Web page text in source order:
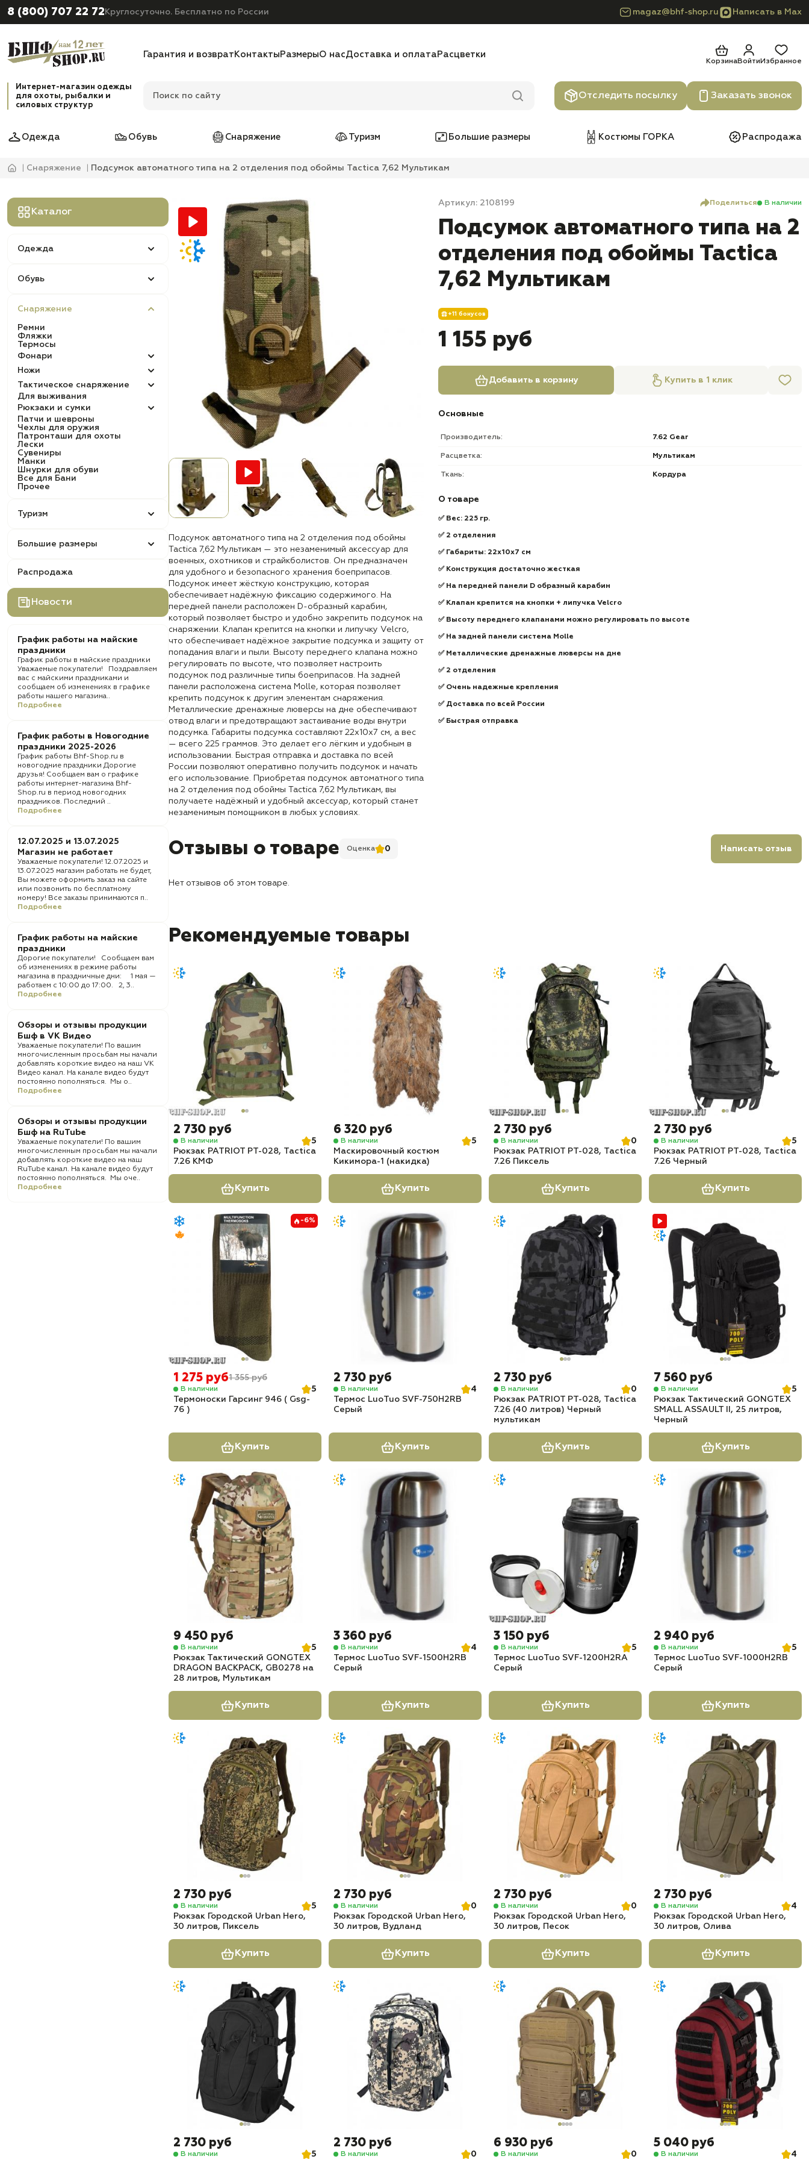
8 (800) 707 22 72 Круглосуточно. Бесплатно по России magaz@bhf-shop.ru Написать в Max
Гарантия и возврат Контакты РазмерыО насДоставка и оплата Расцветки
КорзинаВойти Избранное
Интернет-магазин одежды
для охоты, рыбалки и
силовых структур
Отследить посылку Заказать звонок
Одежда Обувь Снаряжение Туризм Большие размеры Костюмы ГОРКА Распродажа
Снаряжение Подсумок автоматного типа на 2 отделения под обоймы Tactica 7,62 Мультикам
Каталог
Одежда
Обувь
Снаряжение
Ремни
Фляжки
Термосы
Фонари
Ножи
Тактическое снаряжение
Для выживания
Рюкзаки и сумки
Патчи и шевроны
Чехлы для оружия
Патронташи для охоты
Лески
Сувениры
Манки
Шнурки для обуви
Все для Бани
Прочее
Туризм
Большие размеры
Распродажа
Новости
График работы на майские
праздники
График работы в майские праздники
Уважаемые покупатели! Поздравляем
вас с майскими праздниками и
сообщаем об изменениях в графике
работы нашего магазина..
Подробнее
График работы в Новогодние
праздники 2025-2026
График работы Bhf-Shop.ru в
новогодние праздники Дорогие
друзья! Сообщаем вам о графике
работы интернет-магазина Bhf-
Shop.ru в период новогодних
праздников. Последний ..
Подробнее
12.07.2025 и 13.07.2025
Магазин не работает
Уважаемые покупатели! 12.07.2025 и
13.07.2025 магазин работать не будет,
Вы можете оформить заказ на сайте
или позвонить по бесплатному
номеру! Все заказы принимаются п..
Подробнее
График работы на майские
праздники
Дорогие покупатели! Сообщаем вам
об изменениях в режиме работы
магазина в праздничные дни: 1 мая —
работаем с 10:00 до 17:00. 2, 3..
Подробнее
Обзоры и отзывы продукции
Бшф в VK Видео
Уважаемые покупатели! По вашим
многочисленным просьбам мы начали
добавлять короткие видео на наш VK
Видео канал. На канале видео будут
постоянно пополняться. Мы о..
Подробнее
Обзоры и отзывы продукции
Бшф на RuTube
Уважаемые покупатели! По вашим
многочисленным просьбам мы начали
добавлять короткие видео на наш
RuTube канал. На канале видео будут
постоянно пополняться. Мы оче..
Подробнее
Подсумок автоматного типа на 2 отделения под обоймы
Tactica 7,62 Мультикам — это незаменимый аксессуар для
военных, охотников и страйкболистов. Он предназначен
для удобного и безопасного хранения боеприпасов.
Подсумок имеет жёсткую конструкцию, которая
обеспечивает надёжную фиксацию содержимого. На
передней панели расположен D-образный карабин,
который позволяет быстро и удобно закрепить подсумок на
снаряжении. Клапан крепится на кнопки и липучку Velcro,
что обеспечивает надёжное закрытие подсумка и защиту от
попадания влаги и пыли. Высоту переднего клапана можно
регулировать по высоте, что позволяет настроить
подсумок под различные типы боеприпасов. На задней
панели расположена система Molle, которая позволяет
крепить подсумок к другим элементам снаряжения.
Металлические дренажные люверсы на дне обеспечивают
отвод влаги и предотвращают застаивание воды внутри
подсумка. Габариты подсумка составляют 22x10x7 см, а вес
— всего 225 граммов. Это делает его лёгким и удобным в
использовании. Быстрая отправка и доставка по всей
России позволяют оперативно получить подсумок и начать
его использование. Приобретая подсумок автоматного типа
на 2 отделения под обоймы Tactica 7,62 Мультикам, вы
получаете надёжный и удобный аксессуар, который станет
незаменимым помощником в любых условиях.
Артикул: 2108199 Поделиться В наличии
Подсумок автоматного типа на 2
отделения под обоймы Tactica
7,62 Мультикам
+11 бонусов
1 155 руб
Добавить в корзину Купить в 1 клик
Основные
Производитель: 7.62 Gear
Расцветка: Мультикам
Ткань: Кордура
О товаре
✅Вес: 225 гр.
✅2 отделения
✅Габариты: 22x10x7 см
✅Конструкция достаточно жесткая
✅На передней панели D образный карабин
✅ Клапан крепится на кнопки + липучка Velcro
✅ Высоту переднего клапанами можно регулировать по высоте
✅ На задней панели система Molle
✅Металлические дренажные люверсы на дне
✅2 отделения
✅Очень надежные крепления
✅Доставка по всей России
✅Быстрая отправка
Отзывы о товаре Оценка 0 Написать отзыв
Нет отзывов об этом товаре.
Рекомендуемые товары
2 730 руб
В наличии
5
Рюкзак PATRIOT РТ-028, Tactica
7.26 КМФ
Купить
6 320 руб
В наличии
5
Маскировочный костюм
Кикимора-1 (накидка)
Купить
2 730 руб
В наличии
0
Рюкзак PATRIOT РТ-028, Tactica
7.26 Пиксель
Купить
2 730 руб
В наличии
5
Рюкзак PATRIOT РТ-028, Tactica
7.26 Черный
Купить
-6%
1 275 руб1 355 руб
В наличии
5
Термоноски Гарсинг 946 ( Gsg-
76 )
Купить
2 730 руб
В наличии
4
Термос LuoTuo SVF-750H2RB
Серый
Купить
2 730 руб
В наличии
0
Рюкзак PATRIOT РТ-028, Tactica
7.26 (40 литров) Черный
мультикам
Купить
7 560 руб
В наличии
5
Рюкзак Тактический GONGTEX
SMALL ASSAULT II, 25 литров,
Черный
Купить
9 450 руб
В наличии
5
Рюкзак Тактический GONGTEX
DRAGON BACKPACK, GB0278 на
28 литров, Мультикам
Купить
3 360 руб
В наличии
4
Термос LuoTuo SVF-1500H2RB
Серый
Купить
3 150 руб
В наличии
5
Термос LuoTuo SVF-1200H2RA
Серый
Купить
2 940 руб
В наличии
5
Термос LuoTuo SVF-1000H2RB
Серый
Купить
2 730 руб
В наличии
5
Рюкзак Городской Urban Hero,
30 литров, Пиксель
Купить
2 730 руб
В наличии
0
Рюкзак Городской Urban Hero,
30 литров, Вудланд
Купить
2 730 руб
В наличии
0
Рюкзак Городской Urban Hero,
30 литров, Песок
Купить
2 730 руб
В наличии
4
Рюкзак Городской Urban Hero,
30 литров, Олива
Купить
2 730 руб
В наличии 5
2 730 руб
В наличии 0
6 930 руб
В наличии 0
5 040 руб
В наличии 4